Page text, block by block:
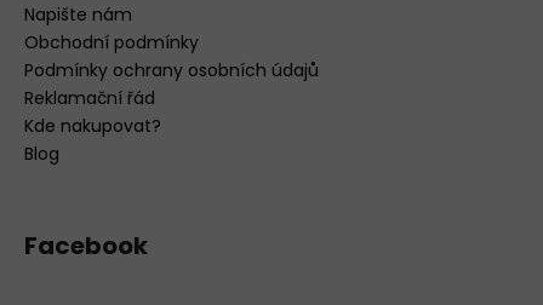
Napište nám
Obchodní podmínky
Podmínky ochrany osobních údajů
Reklamační řád
Kde nakupovat?
Blog
Facebook